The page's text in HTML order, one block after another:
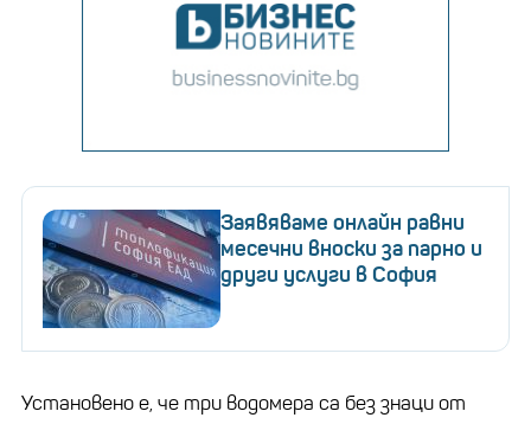
Заявяваме онлайн равни
месечни вноски за парно и
други услуги в София
Установено е, че три водомера са без знаци от